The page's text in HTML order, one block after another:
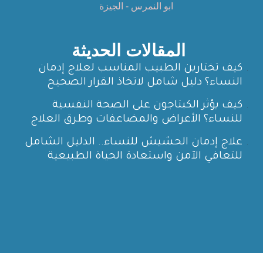
ابو النمرس - الجيزة
المقالات الحديثة
كيف تختارين الطبيب المناسب لعلاج إدمان
النساء؟ دليل شامل لاتخاذ القرار الصحيح
كيف يؤثر الكبتاجون على الصحة النفسية
للنساء؟ الأعراض والمضاعفات وطرق العلاج
علاج إدمان الحشيش للنساء.. الدليل الشامل
للتعافي الآمن واستعادة الحياة الطبيعية